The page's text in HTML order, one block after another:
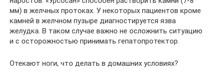
мм) в желчных протоках. У некоторых пациентов кроме
камней в желчном пузыре диагностируется язва
желудка. В таком случае важно не осложнить ситуацию
и с осторожностью принимать гепатопротектор.
Отекают ноги, что делать в домашних условиях?